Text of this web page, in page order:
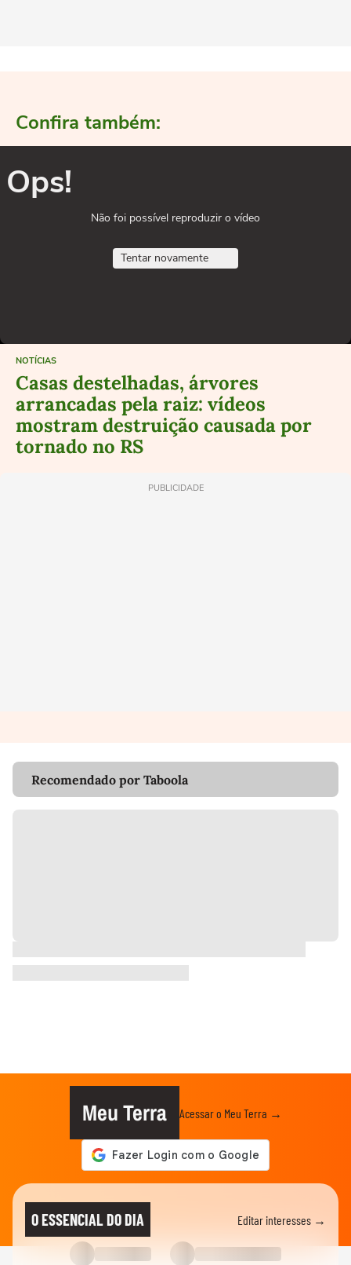
Confira também:
Ops!
Não foi possível reproduzir o vídeo
Tentar novamente
NOTÍCIAS
Casas destelhadas, árvores
arrancadas pela raiz: vídeos
mostram destruição causada por
tornado no RS
PUBLICIDADE
Recomendado por Taboola
Meu Terra Acessar o Meu Terra →
O ESSENCIAL DO DIA Editar interesses →